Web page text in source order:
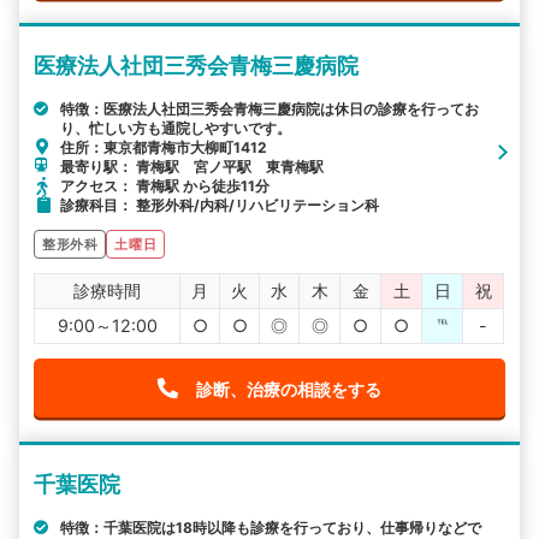
医療法人社団三秀会青梅三慶病院
特徴：医療法人社団三秀会青梅三慶病院は休日の診療を行ってお
り、忙しい方も通院しやすいです。
住所：東京都青梅市大柳町1412
最寄り駅： 青梅駅 宮ノ平駅 東青梅駅
アクセス： 青梅駅 から徒歩11分
診療科目： 整形外科/内科/リハビリテーション科
整形外科 土曜日
診療時間 月 火 水 木 金 土 日
祝
9:00～12:00
○ ○ ◎ ◎ ○ ○ ℡ -
診断、治療の相談をする
千葉医院
特徴：千葉医院は18時以降も診療を行っており、仕事帰りなどで